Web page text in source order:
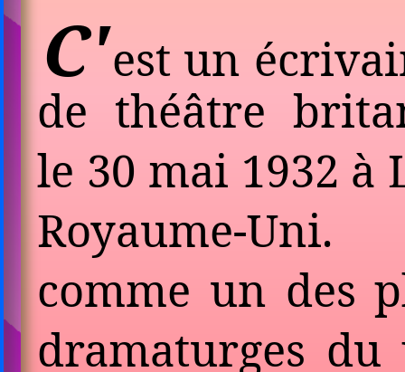
C'est un
de théâtre
le 30 mai 1932 à
Royaume-Uni.
comme un des
dramaturges du